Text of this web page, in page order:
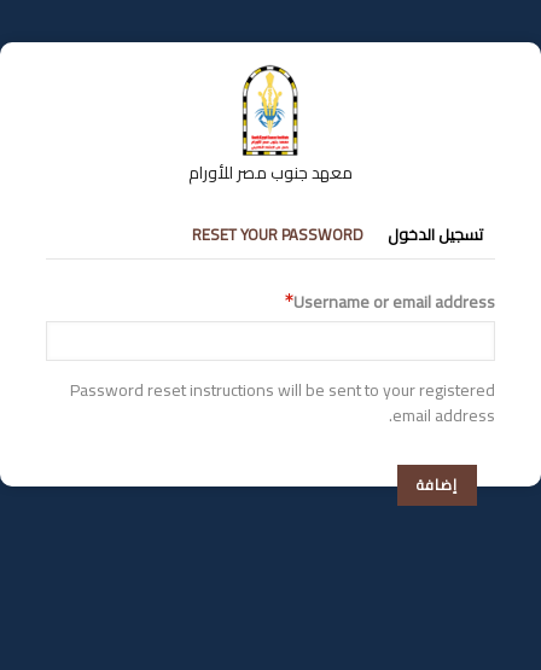
إلى
المحتوى
معهد جنوب مصر للأورام
التبويبات
الأساسية
تسجيل الدخول RESET YOUR PASSWORD
Username or email address
Password reset instructions will be sent to your registered
email address.